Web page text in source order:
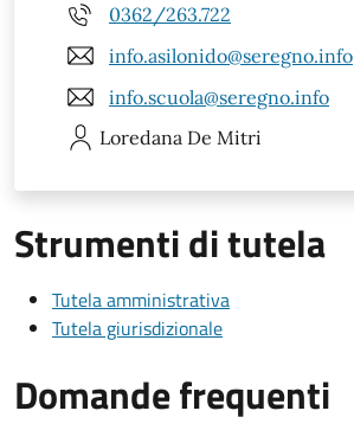
0362/263.722
info.asilonido@seregno.info
info.scuola@seregno.info
Loredana De Mitri
Strumenti di tutela
Tutela amministrativa
Tutela giurisdizionale
Domande frequenti